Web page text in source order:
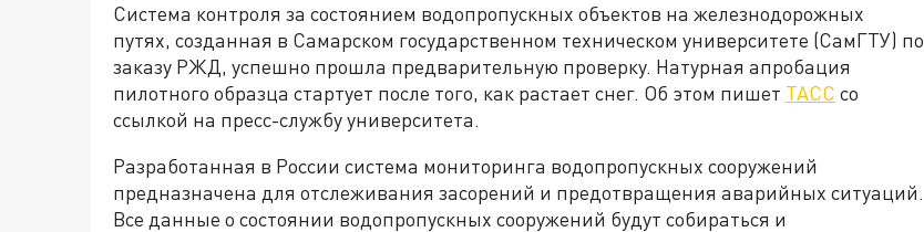
Система контроля за состоянием водопропускных объектов на железнодорожных
путях, созданная в Самарском государственном техническом университете (СамГТУ) по
заказу РЖД, успешно прошла предварительную проверку. Натурная апробация
пилотного образца стартует после того, как растает снег. Об этом пишет ТАСС со
ссылкой на пресс-службу университета.
Разработанная в России система мониторинга водопропускных сооружений
предназначена для отслеживания засорений и предотвращения аварийных ситуаций.
Все данные о состоянии водопропускных сооружений будут собираться и